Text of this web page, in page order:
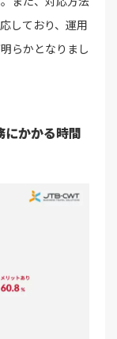
しており、運用
らかとなりまし
にかかる時間